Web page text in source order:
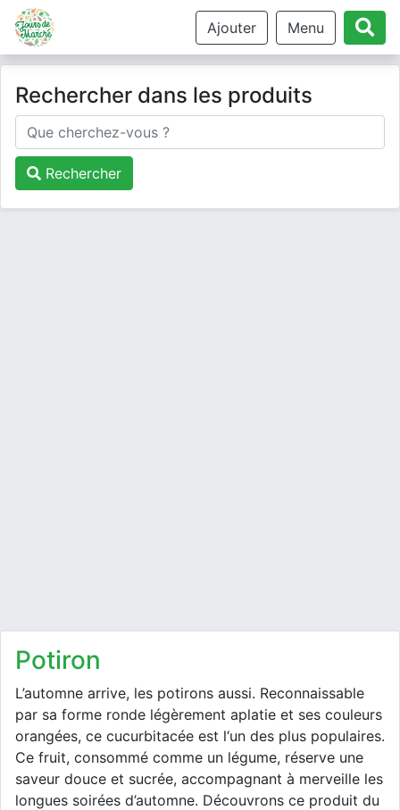
Ajouter Menu
Rechercher dans les produits
Rechercher
potiron
L’automne arrive, les potirons aussi. Reconnaissable
par sa forme ronde légèrement aplatie et ses couleurs
orangées, ce cucurbitacée est l‘un des plus populaires.
Ce fruit, consommé comme un légume, réserve une
saveur douce et sucrée, accompagnant à merveille les
longues soirées d’automne. Découvrons ce produit du